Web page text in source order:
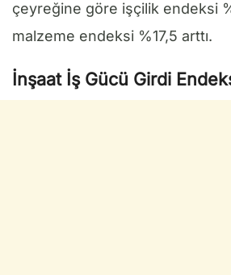
çeyreğine göre işçilik endeksi
malzeme endeksi %17,5 arttı.
İnşaat İş Gücü Girdi